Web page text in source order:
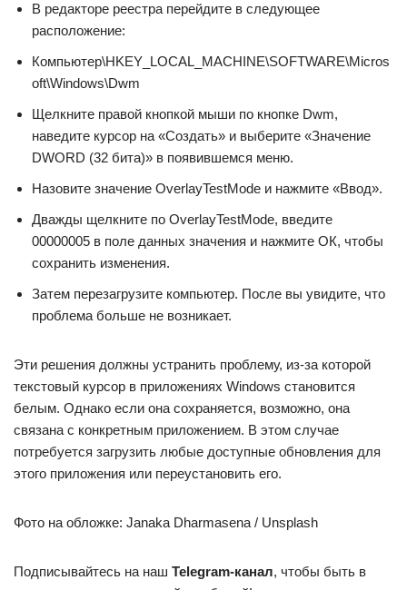
В редакторе реестра перейдите в следующее
расположение:
Компьютер\HKEY_LOCAL_MACHINE\SOFTWARE\Micros
oft\Windows\Dwm
Щелкните правой кнопкой мыши по кнопке Dwm,
наведите курсор на «Создать» и выберите «Значение
DWORD (32 бита)» в появившемся меню.
Назовите значение OverlayTestMode и нажмите «Ввод».
Дважды щелкните по OverlayTestMode, введите
00000005 в поле данных значения и нажмите ОК, чтобы
сохранить изменения.
Затем перезагрузите компьютер. После вы увидите, что
проблема больше не возникает.
Эти решения должны устранить проблему, из-за которой
текстовый курсор в приложениях Windows становится
белым. Однако если она сохраняется, возможно, она
связана с конкретным приложением. В этом случае
потребуется загрузить любые доступные обновления для
этого приложения или переустановить его.
Фото на обложке: Janaka Dharmasena / Unsplash
Подписывайтесь на наш Telegram-канал, чтобы быть в